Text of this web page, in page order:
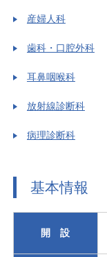
産婦人科
歯科・口腔外科
耳鼻咽喉科
放射線診断科
病理診断科
基本情報
開 設